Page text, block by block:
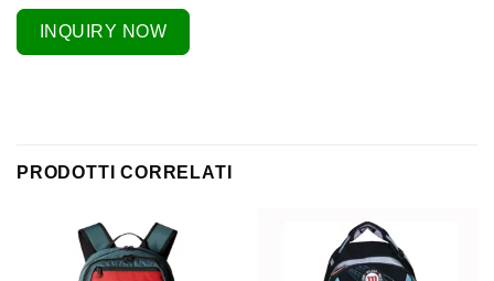
INQUIRY NOW
PRODOTTI CORRELATI